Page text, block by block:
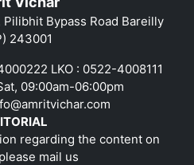
Bypass Road Bareilly
243001
LKO : 0522-4008111
09:00am-06:00pm
regarding the content on
mail us